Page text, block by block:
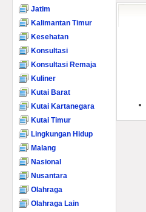
Jatim
Kalimantan Timur
Kesehatan
Konsultasi
Konsultasi Remaja
Kuliner
Kutai Barat
Kutai Kartanegara
Kutai Timur
Lingkungan Hidup
Malang
Nasional
Nusantara
Olahraga
Olahraga Lain